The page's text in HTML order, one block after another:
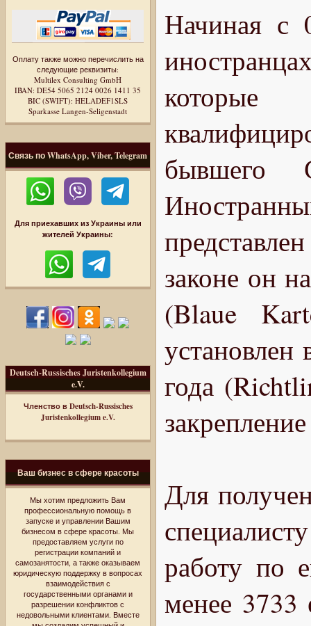
Оплату также можно перечислить на
следующие реквизиты:
Multilex Consulting GmbH
IBAN: DE54 5065 2124 0026 1411 35
BIC (SWIFT): HELADEF1SLS
Sparkasse Langen-Seligenstadt
Связь по WhatsApp, Viber, Telegram
Для приехавших из Украины или
жителей Украины:
Deutsch-Russisches Juristenkollegium
e.V.
Членство в Deutsch-Russisches
Juristenkollegium e.V.
Ваш бизнес в сфере красоты
Мы хотим предложить Вам
профессиональную помощь в
запуске и управлении Вашим
бизнесом в сфере красоты. Мы
предоставляем услуги по
регистрации компаний и
самозанятости, а также оказываем
юридическую поддержку в вопросах
взаимодействия с
государственными органами и
разрешении конфликтов с
недовольными клиентами. Вместе
Начиная с
которые
бывшего
законе он
(Blaue
года
Для
работу по
менее 3733